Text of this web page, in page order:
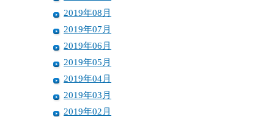
2019年08月
2019年07月
2019年06月
2019年05月
2019年04月
2019年03月
2019年02月